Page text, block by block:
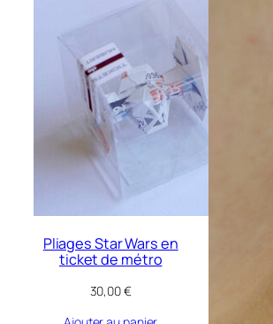
Pliages Star Wars en
ticket de métro
30,00€